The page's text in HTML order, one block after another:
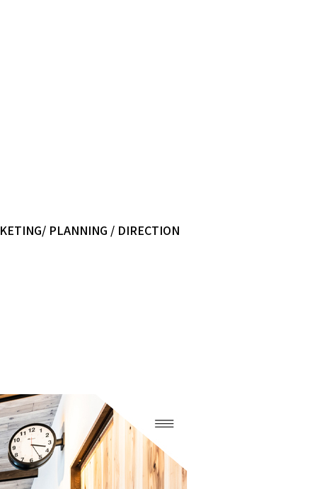
PLANNING / DIRECTION​​